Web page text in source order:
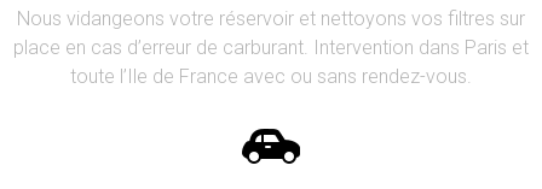
Nous vidangeons votre réservoir et nettoyons vos filtres sur
place en cas d’erreur de carburant. Intervention dans Paris et
toute l’Ile de France avec ou sans rendez-vous.